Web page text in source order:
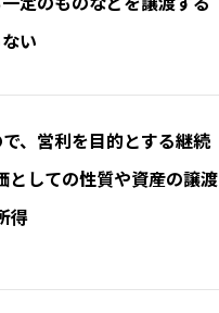
い
、営利を目的とする継続
としての性質や資産の譲渡
得